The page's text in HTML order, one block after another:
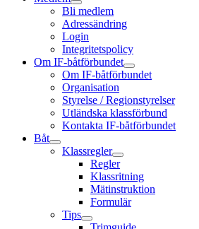
Bli medlem
Adressändring
Login
Integritetspolicy
Om IF-båtförbundet
Om IF-båtförbundet
Organisation
Styrelse / Regionstyrelser
Utländska klassförbund
Kontakta IF-båtförbundet
Båt
Klassregler
Regler
Klassritning
Mätinstruktion
Formulär
Tips